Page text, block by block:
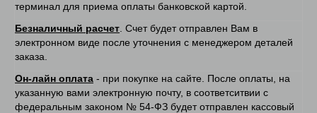
терминал для приема оплаты банковской картой.
Безналичный расчет . Счет будет отправлен Вам в
электронном виде после уточнения с менеджером деталей
заказа.
Он-лайн оплата - при покупке на сайте. После оплаты, на
указанную вами электронную почту, в соответситвии с
федеральным законом № 54-ФЗ будет отправлен кассовый